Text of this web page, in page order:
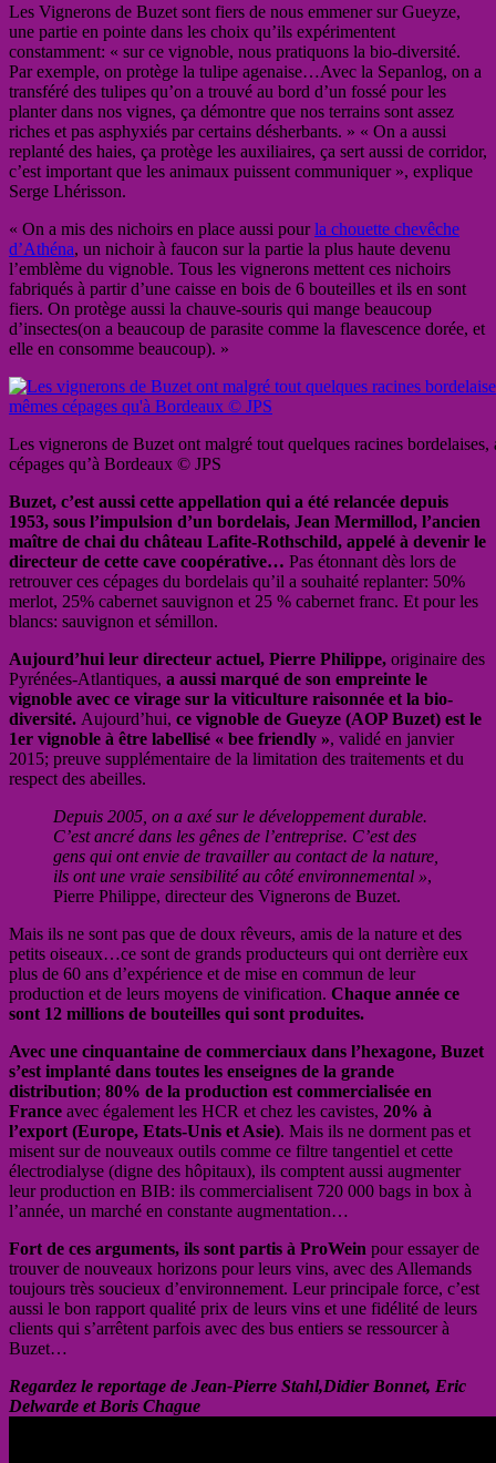
Les Vignerons de Buzet sont fiers de nous emmener sur Gueyze,
une partie en pointe dans les choix qu’ils expérimentent
constamment: « sur ce vignoble, nous pratiquons la bio-diversité.
Par exemple, on protège la tulipe agenaise…Avec la Sepanlog, on a
transféré des tulipes qu’on a trouvé au bord d’un fossé pour les
planter dans nos vignes, ça démontre que nos terrains sont assez
riches et pas asphyxiés par certains désherbants. » « On a aussi
replanté des haies, ça protège les auxiliaires, ça sert aussi de corridor,
c’est important que les animaux puissent communiquer », explique
Serge Lhérisson.
« On a mis des nichoirs en place aussi pourla chouette chevêche
d’Athéna, un nichoir à faucon sur la partie la plus haute devenu
l’emblème du vignoble. Tous les vignerons mettent ces nichoirs
fabriqués à partir d’une caisse en bois de 6 bouteilles et ils en sont
fiers. On protège aussi la chauve-souris qui mange beaucoup
d’insectes(on a beaucoup de parasite comme la flavescence dorée, et
elle en consomme beaucoup). »
Les vignerons de Buzet ont malgré tout quelques racines bordelaises,
cépages qu’à Bordeaux © JPS
Buzet, c’est aussi cette appellation qui a été relancée depuis
1953, sous l’impulsion d’un bordelais, Jean Mermillod, l’ancien
maître de chai du château Lafite-Rothschild, appelé à devenir le
directeur de cette cave coopérative… Pas étonnant dès lors de
retrouver ces cépages du bordelais qu’il a souhaité replanter: 50%
merlot, 25% cabernet sauvignon et 25 % cabernet franc. Et pour les
blancs: sauvignon et sémillon.
Aujourd’hui leur directeur actuel, Pierre Philippe, originaire des
Pyrénées-Atlantiques, a aussi marqué de son empreinte le
vignoble avec ce virage sur la viticulture raisonnée et la bio-
diversité. Aujourd’hui, ce vignoble de Gueyze (AOP Buzet) est le
1er vignoble à être labellisé « bee friendly », validé en janvier
2015; preuve supplémentaire de la limitation des traitements et du
respect des abeilles.
Depuis 2005, on a axé sur le développement durable.
C’est ancré dans les gênes de l’entreprise. C’est des
gens qui ont envie de travailler au contact de la nature,
ils ont une vraie sensibilité au côté environnemental »,
Pierre Philippe, directeur des Vignerons de Buzet.
Mais ils ne sont pas que de doux rêveurs, amis de la nature et des
petits oiseaux…ce sont de grands producteurs qui ont derrière eux
plus de 60 ans d’expérience et de mise en commun de leur
production et de leurs moyens de vinification. Chaque année ce
sont 12 millions de bouteilles qui sont produites.
Avec une cinquantaine de commerciaux dans l’hexagone, Buzet
s’est implanté dans toutes les enseignes de la grande
distribution; 80% de la production est commercialisée en
France avec également les HCR et chez les cavistes, 20% à
l’export (Europe, Etats-Unis et Asie). Mais ils ne dorment pas et
misent sur de nouveaux outils comme ce filtre tangentiel et cette
électrodialyse (digne des hôpitaux), ils comptent aussi augmenter
leur production en BIB: ils commercialisent 720 000 bags in box à
l’année, un marché en constante augmentation…
Fort de ces arguments, ils sont partis à ProWein pour essayer de
trouver de nouveaux horizons pour leurs vins, avec des Allemands
toujours très soucieux d’environnement. Leur principale force, c’est
aussi le bon rapport qualité prix de leurs vins et une fidélité de leurs
clients qui s’arrêtent parfois avec des bus entiers se ressourcer à
Buzet…
Regardez le reportage de Jean-Pierre Stahl,Didier Bonnet, Eric
Delwarde et Boris Chague